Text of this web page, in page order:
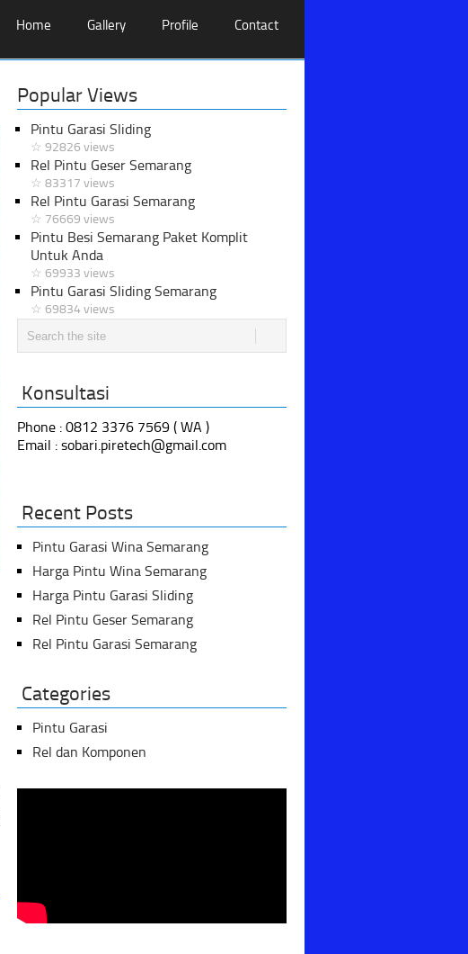
Home Gallery Profile Contact
Popular Views
Pintu Garasi Sliding
☆ 92826 views
Rel Pintu Geser Semarang
☆ 83317 views
Rel Pintu Garasi Semarang
☆ 76669 views
Pintu Besi Semarang Paket Komplit
Untuk Anda
☆ 69933 views
Pintu Garasi Sliding Semarang
☆ 69834 views
Konsultasi
Phone : 0812 3376 7569 ( WA )
Email : sobari.piretech@gmail.com
Recent Posts
Pintu Garasi Wina Semarang
Harga Pintu Wina Semarang
Harga Pintu Garasi Sliding
Rel Pintu Geser Semarang
Rel Pintu Garasi Semarang
Categories
Pintu Garasi
Rel dan Komponen